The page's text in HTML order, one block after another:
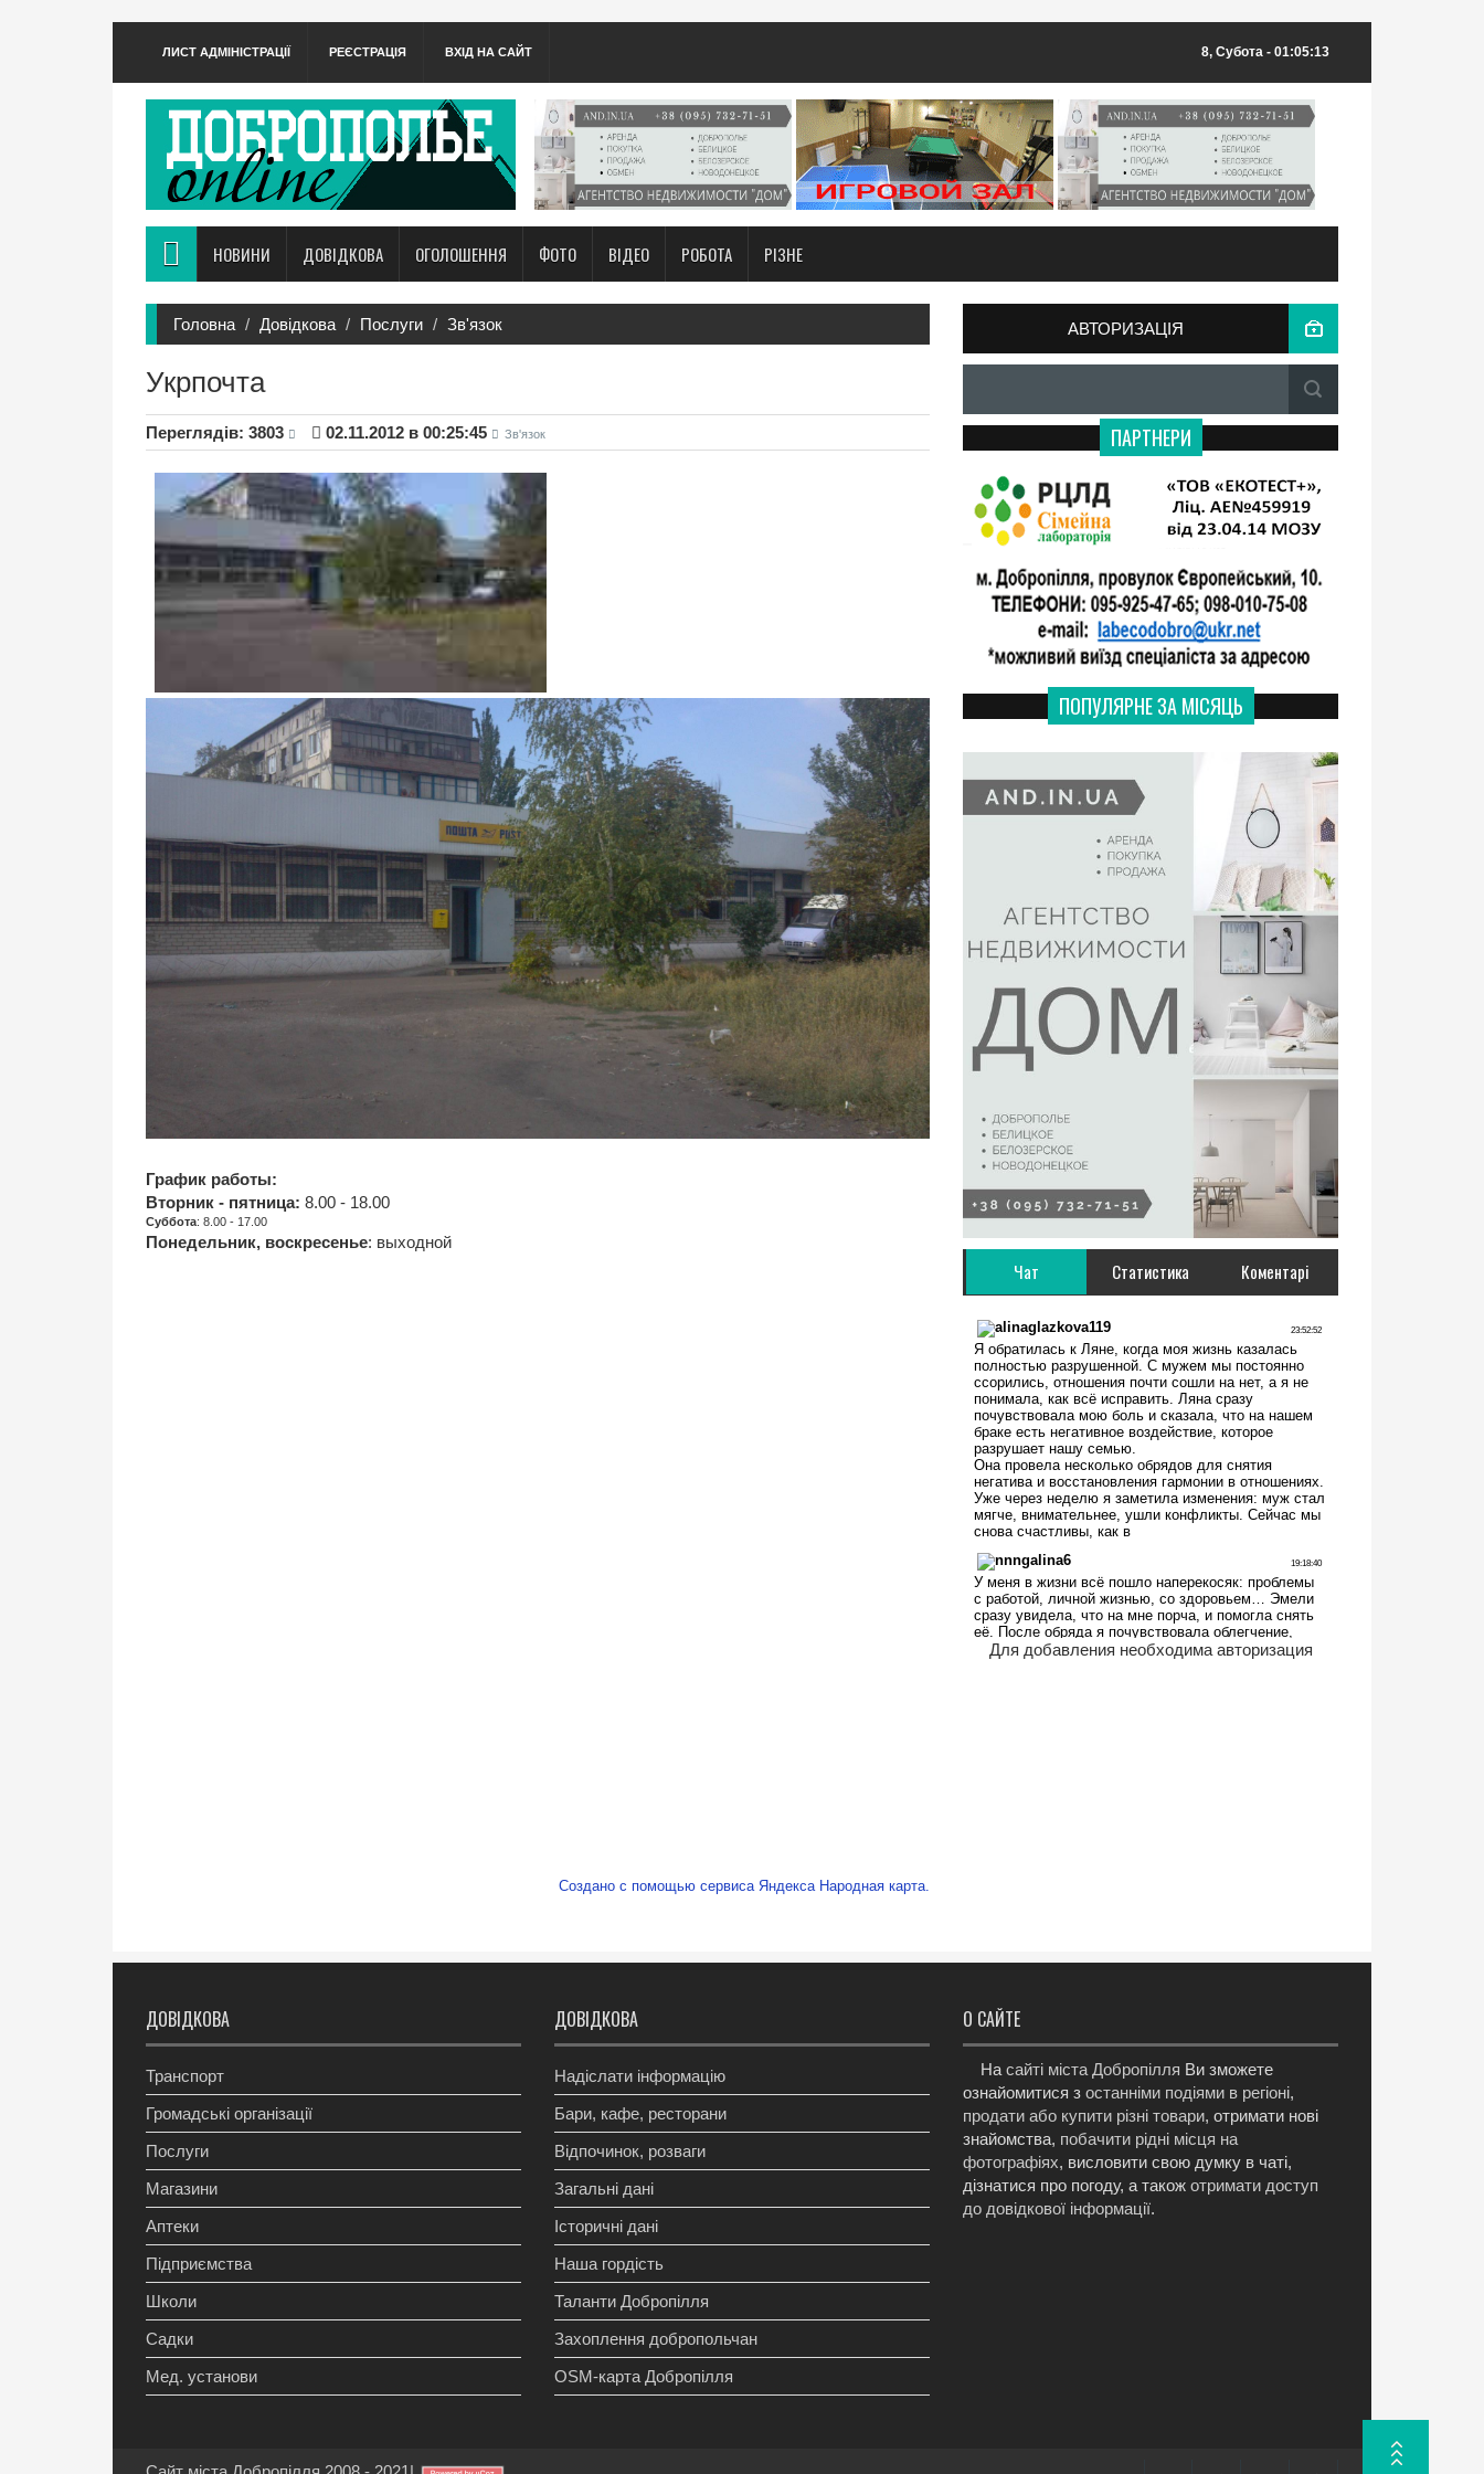
ЛИСТ АДМІНІСТРАЦІЇ РЕЄСТРАЦІЯ ВХІД НА САЙТ 8, Субота - 01:05:13
НОВИНИ ДОВІДКОВА ОГОЛОШЕННЯ ФОТО ВІДЕО РОБОТА РІЗНЕ
Головна Довідкова Послуги Зв'язок
Укрпочта
Переглядiв: 3803 02.11.2012 в 00:25:45 Зв'язок
График работы:
Вторник - пятница: 8.00 - 18.00
Суббота: 8.00 - 17.00
Понедельник, воскресенье: выходной
Создано с помощью сервиса Яндекса Народная карта.
АВТОРИЗАЦІЯ
ПАРТНЕРИ
ПОПУЛЯРНЕ ЗА МІСЯЦЬ
Чат Статистика Коментарі
Для добавления необходима авторизация
ДОВІДКОВА
Транспорт
Громадські організації
Послуги
Магазини
Аптеки
Підприємства
Школи
Садки
Мед. установи
ДОВІДКОВА
Надіслати інформацію
Бари, кафе, ресторани
Відпочинок, розваги
Загальні дані
Історичні дані
Наша гордість
Таланти Добропілля
Захоплення добропольчан
OSM-карта Добропілля
О САЙТЕ
На сайті міста Добропілля Ви зможете
ознайомитися з останніми подіями в регіоні,
продати або купити різні товари, отримати нові
знайомства, побачити рідні місця на
фотографіях, висловити свою думку в чаті,
дізнатися про погоду, а також отримати доступ
до довідкової інформації.